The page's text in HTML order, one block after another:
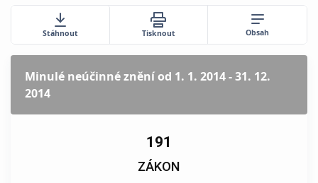
Stáhnout Tisknout Obsah
Minulé neúčinné zněníod 1. 1. 2014 - 31. 12.
2014
191
ZÁKON